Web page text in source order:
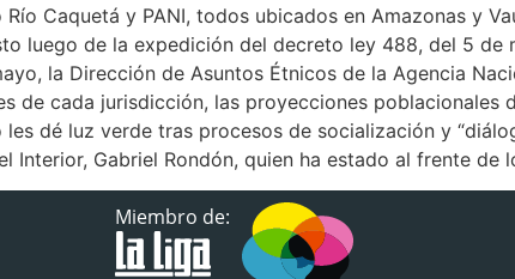
Caquetá y PANI, todos ubicados en Amazonas y
luego de la expedición del decreto ley 488, del 5
la Dirección de Asuntos Étnicos de la Agencia
cada jurisdicción, las proyecciones poblacionales
dé luz verde tras procesos de socialización y
Interior, Gabriel Rondón, quien ha estado al frente de
Miembro de: